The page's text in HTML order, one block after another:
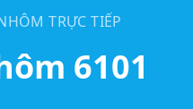
TRỰC TIẾP
6101